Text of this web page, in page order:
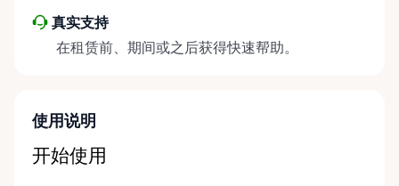
真实支持
在租赁前、期间或之后获得快速帮助。
使用说明
开始使用